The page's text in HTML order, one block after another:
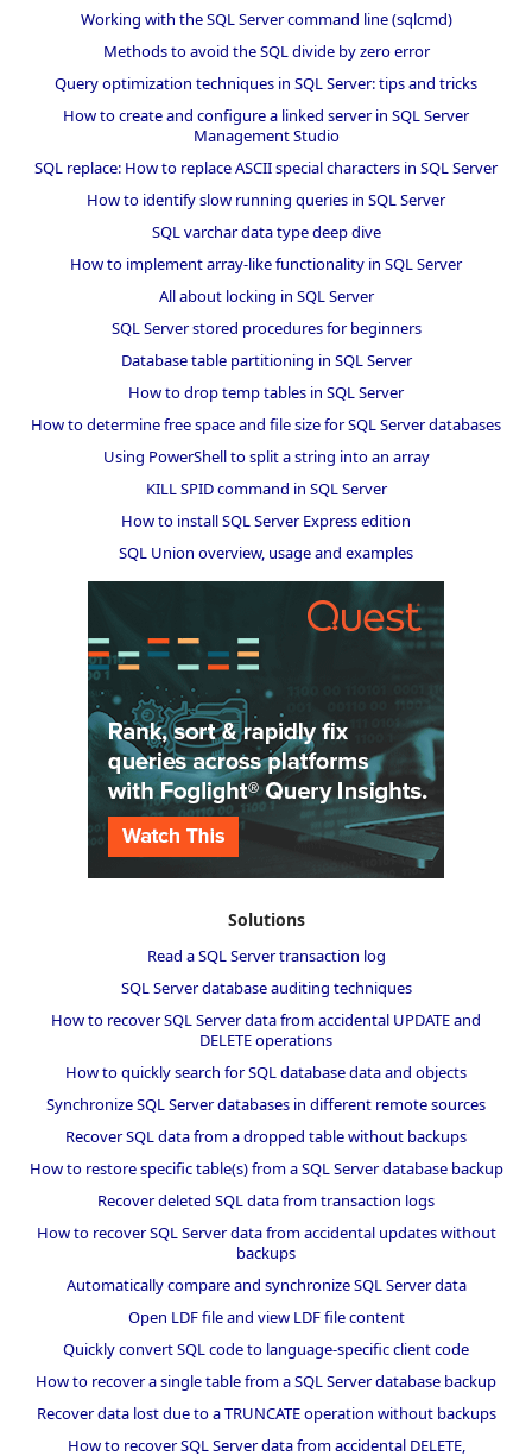
Working with the SQL Server command line (sqlcmd)
Methods to avoid the SQL divide by zero error
Query optimization techniques in SQL Server: tips and tricks
How to create and configure a linked server in SQL Server
Management Studio
SQL replace: How to replace ASCII special characters in SQL Server
How to identify slow running queries in SQL Server
SQL varchar data type deep dive
How to implement array-like functionality in SQL Server
All about locking in SQL Server
SQL Server stored procedures for beginners
Database table partitioning in SQL Server
How to drop temp tables in SQL Server
How to determine free space and file size for SQL Server databases
Using PowerShell to split a string into an array
KILL SPID command in SQL Server
How to install SQL Server Express edition
SQL Union overview, usage and examples
Solutions
Read a SQL Server transaction log
SQL Server database auditing techniques
How to recover SQL Server data from accidental UPDATE and
DELETE operations
How to quickly search for SQL database data and objects
Synchronize SQL Server databases in different remote sources
Recover SQL data from a dropped table without backups
How to restore specific table(s) from a SQL Server database backup
Recover deleted SQL data from transaction logs
How to recover SQL Server data from accidental updates without
backups
Automatically compare and synchronize SQL Server data
Open LDF file and view LDF file content
Quickly convert SQL code to language-specific client code
How to recover a single table from a SQL Server database backup
Recover data lost due to a TRUNCATE operation without backups
How to recover SQL Server data from accidental DELETE,